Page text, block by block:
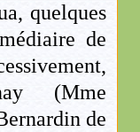
quelques
de
(Mme
de